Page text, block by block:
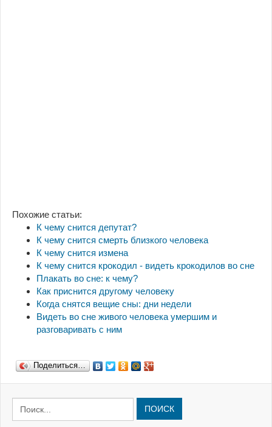
Похожие статьи:
К чему снится депутат?
К чему снится смерть близкого человека
К чему снится измена
К чему снится крокодил - видеть крокодилов во сне
Плакать во сне: к чему?
Как приснится другому человеку
Когда снятся вещие сны: дни недели
Видеть во сне живого человека умершим и
разговаривать с ним
Поделиться…
ПОИСК